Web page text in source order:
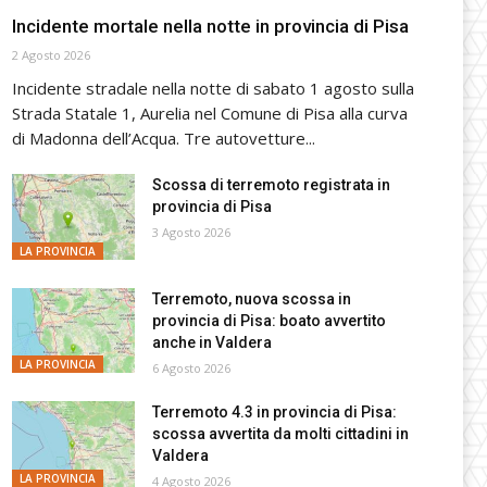
Incidente mortale nella notte in provincia di Pisa
2 Agosto 2026
Incidente stradale nella notte di sabato 1 agosto sulla
Strada Statale 1, Aurelia nel Comune di Pisa alla curva
di Madonna dell’Acqua. Tre autovetture...
LA PROVINCIA
Scossa di terremoto registrata in
provincia di Pisa
3 Agosto 2026
LA PROVINCIA
Terremoto, nuova scossa in
provincia di Pisa: boato avvertito
anche in Valdera
6 Agosto 2026
LA PROVINCIA
Terremoto 4.3 in provincia di Pisa:
scossa avvertita da molti cittadini in
Valdera
4 Agosto 2026